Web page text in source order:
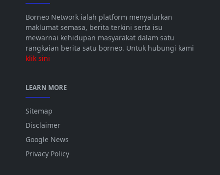
Borneo Network ialah platform menyalurkan
maklumat semasa, berita terkini serta isu
mewarnai kehidupan masyarakat dalam satu
rangkaian berita satu borneo. Untuk hubungi kami
klik sini
LEARN MORE
Sitemap
Disclaimer
Google News
Privacy Policy